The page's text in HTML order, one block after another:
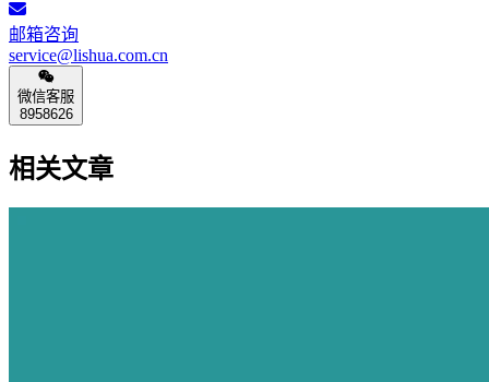
邮箱咨询
service@lishua.com.cn
微信客服
8958626
相关文章